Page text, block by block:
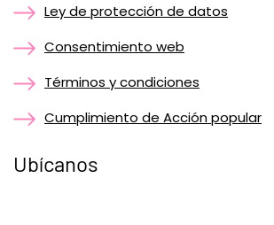
Ley de protección de datos
Consentimiento web
Términos y condiciones
Cumplimiento de Acción popular
Ubícanos